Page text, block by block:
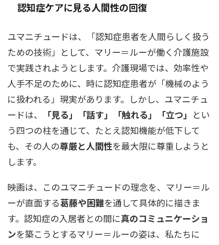
認知症ケアに見る人間性の回復
ユマニチュードは、「認知症患者を人間らしく扱う
ための技術」として、マリー＝ルーが働く介護施設
で実践されようとします。介護現場では、効率性や
人手不足のために、時に認知症患者が「機械のよう
に扱われる」現実があります。しかし、ユマニチュ
ードは、
「見る」「話す」「触れる」「立つ」 とい
う四つの柱を通じて、たとえ認知機能が低下して
も、その人の尊厳と人間性を最大限に尊重しようと
します。
映画は、このユマニチュードの理念を、マリー＝ル
ーが直面する葛藤や困難を通して具体的に描きま
す。認知症の入居者との間に真のコミュニケーショ
ンを築こうとするマリー＝ルーの姿は、私たちに